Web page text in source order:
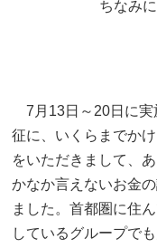
ちなみ
7月13日～20日に実
征に、いくらまでか
をいただきまして、
かなか言えないお金
ました。首都圏に住
しているグループで